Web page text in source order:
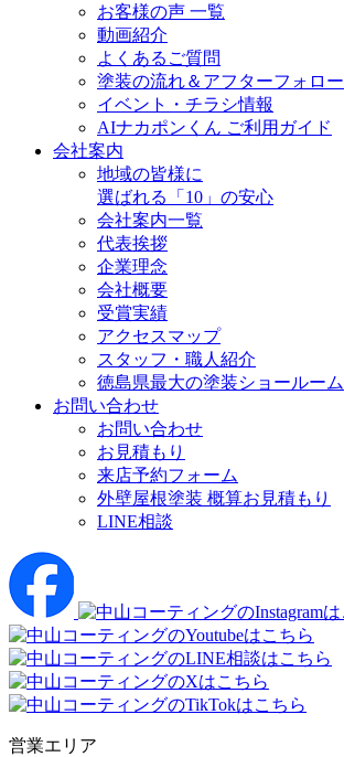
お客様の声 一覧
動画紹介
よくあるご質問
塗装の流れ＆アフターフォロー
イベント・チラシ情報
AIナカポンくん ご利用ガイド
会社案内
地域の皆様に
選ばれる「10」の安心
会社案内一覧
代表挨拶
企業理念
会社概要
受賞実績
アクセスマップ
スタッフ・職人紹介
徳島県最大の塗装ショールーム
お問い合わせ
お問い合わせ
お見積もり
来店予約フォーム
外壁屋根塗装 概算お見積もり
LINE相談
営業エリア